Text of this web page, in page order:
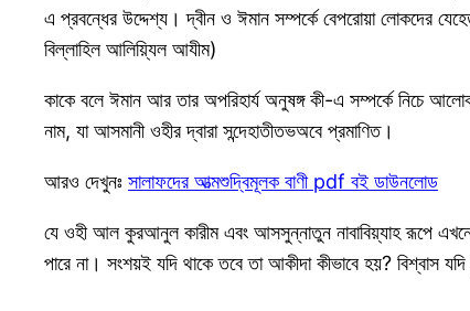
এ প্রবন্ধের উদ্দেশ্য। দ্বীন ও ঈমান সম্পর্কে বেপরোয়া লোকদের
বিল্লাহিল আলিয়্যিল আযীম)
কাকে বলে ঈমান আর তার অপরিহার্য অনুষঙ্গ কী-এ সম্পর্কে নিচে
নাম, যা আসমানী ওহীর দ্বারা সন্দেহাতীতভঅবে প্রমাণিত।
আরও দেখুনঃ সালাফদের আত্মশুদ্বিমূলক বাণী pdf বই ডাউনলোড
যে ওহী আল কুরআনুল কারীম এবং আসসুন্নাতুন নাবাবিয়্যাহ রূপে
পারে না। সংশয়ই যদি থাকে তবে তা আকীদা কীভাবে হয়? বিশ্বাস